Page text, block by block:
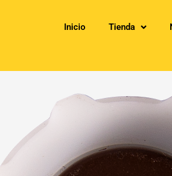
Inicio Tienda